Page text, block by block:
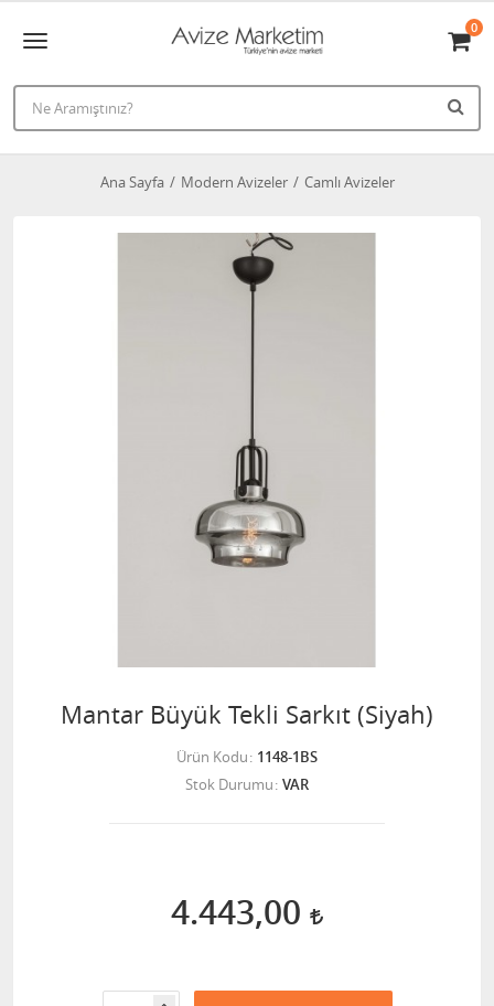
0
Ana Sayfa Modern Avizeler Camlı Avizeler
Mantar Büyük Tekli Sarkıt (Siyah)
Ürün Kodu 1148-1BS
Stok Durumu VAR
4.443,00